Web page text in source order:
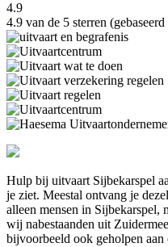
4.9
4.9 van de 5 sterren (gebaseerd
Hulp bij uitvaart Sijbekarspel
je ziet. Meestal ontvang je
alleen mensen in Sijbekarspel,
wij nabestaanden uit
bijvoorbeeld ook geholpen aan